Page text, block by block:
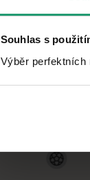
Souhlas s
Výběr perfektních